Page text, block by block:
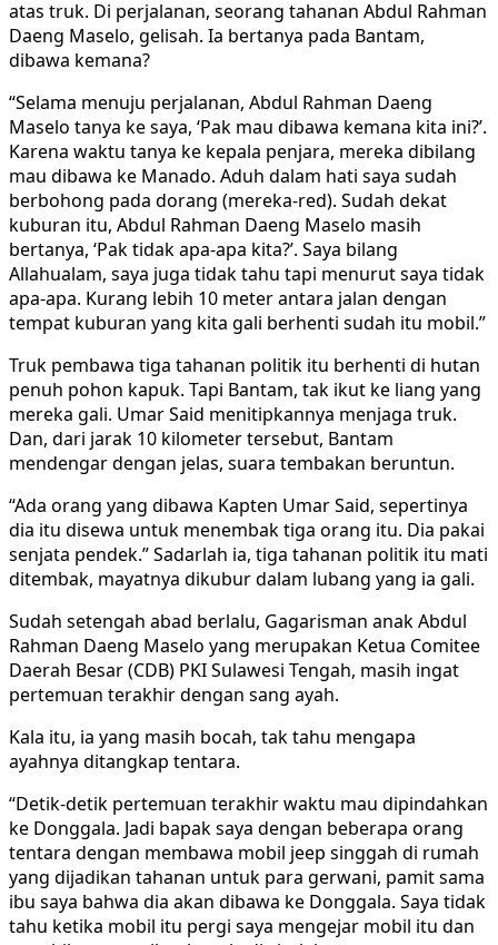
atas truk. Di perjalanan, seorang tahanan Abdul Rahman
Daeng Maselo, gelisah. Ia bertanya pada Bantam,
dibawa kemana?
“Selama menuju perjalanan, Abdul Rahman Daeng
Maselo tanya ke saya, ‘Pak mau dibawa kemana kita ini?’.
Karena waktu tanya ke kepala penjara, mereka dibilang
mau dibawa ke Manado. Aduh dalam hati saya sudah
berbohong pada dorang (mereka-red). Sudah dekat
kuburan itu, Abdul Rahman Daeng Maselo masih
bertanya, ‘Pak tidak apa-apa kita?’. Saya bilang
Allahualam, saya juga tidak tahu tapi menurut saya tidak
apa-apa. Kurang lebih 10 meter antara jalan dengan
tempat kuburan yang kita gali berhenti sudah itu mobil.”
Truk pembawa tiga tahanan politik itu berhenti di hutan
penuh pohon kapuk. Tapi Bantam, tak ikut ke liang yang
mereka gali. Umar Said menitipkannya menjaga truk.
Dan, dari jarak 10 kilometer tersebut, Bantam
mendengar dengan jelas, suara tembakan beruntun.
“Ada orang yang dibawa Kapten Umar Said, sepertinya
dia itu disewa untuk menembak tiga orang itu. Dia pakai
senjata pendek.” Sadarlah ia, tiga tahanan politik itu mati
ditembak, mayatnya dikubur dalam lubang yang ia gali.
Sudah setengah abad berlalu, Gagarisman anak Abdul
Rahman Daeng Maselo yang merupakan Ketua Comitee
Daerah Besar (CDB) PKI Sulawesi Tengah, masih ingat
pertemuan terakhir dengan sang ayah.
Kala itu, ia yang masih bocah, tak tahu mengapa
ayahnya ditangkap tentara.
“Detik-detik pertemuan terakhir waktu mau dipindahkan
ke Donggala. Jadi bapak saya dengan beberapa orang
tentara dengan membawa mobil jeep singgah di rumah
yang dijadikan tahanan untuk para gerwani, pamit sama
ibu saya bahwa dia akan dibawa ke Donggala. Saya tidak
tahu ketika mobil itu pergi saya mengejar mobil itu dan